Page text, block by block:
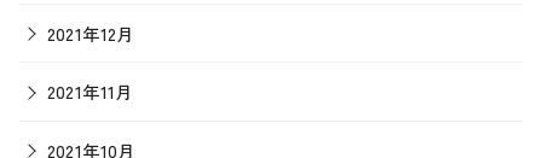
2021年12月
2021年11月
2021年10月